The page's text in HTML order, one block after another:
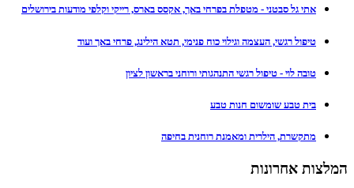
אתי גל סבטני - מטפלת בפרחי באך, אקסס בארס, רייקי וקלפי מודעות בירושלים
טיפול רגשי, העצמה וגילוי כוח פנימי, תטא הילינג, פרחי באך ועוד
טובה לוי - טיפול רגשי התנהגותי ורוחני בראשון לציון
בית טבע שומשום חנות טבע
מתקשרת, הילרית ומאמנת רוחנית בחיפה
המלצות אחרונות